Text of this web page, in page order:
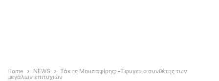
Home NEWS
Τάκης Μουσαφίρης: «Έφυγε» ο συνθέτης των
μεγάλων επιτυχιών